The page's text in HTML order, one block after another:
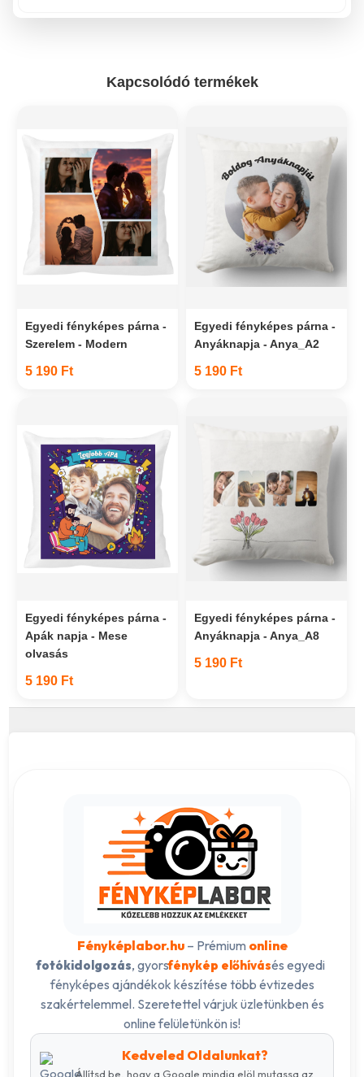
Kapcsolódó termékek
Egyedi fényképes párna -
Szerelem - Modern
5 190 Ft
Egyedi fényképes párna -
Anyáknapja - Anya_A2
5 190 Ft
Egyedi fényképes párna -
Apák napja - Mese
olvasás
5 190 Ft
Egyedi fényképes párna -
Anyáknapja - Anya_A8
5 190 Ft
Fényképlabor.hu– Prémium online
fotókidolgozás, gyorsfénykép előhívásés egyedi
fényképes ajándékok készítése több évtizedes
szakértelemmel. Szeretettel várjuk üzletünkben és
online felületünkön is!
Kedveled Oldalunkat?
Állítsd be, hogy a Google mindig elöl mutassa az